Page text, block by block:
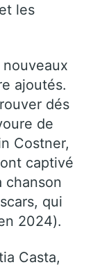
les
ajoutés.
dés
de
Costner,
captivé
chanson
qui
2024).
Casta,